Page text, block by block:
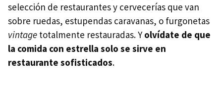
selección de restaurantes y cervecerías que van
sobre ruedas, estupendas caravanas, o furgonetas
vintage totalmente restauradas. Yolvídate de que
la comida con estrella solo se sirve en
restaurante sofisticados.